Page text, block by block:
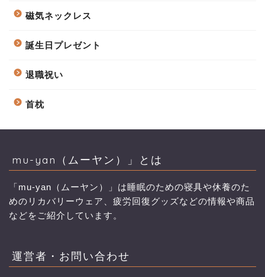
磁気ネックレス
誕生日プレゼント
退職祝い
首枕
mu-yan（ムーヤン）」とは
「mu-yan（ムーヤン）」は睡眠のための寝具や休養のた
めのリカバリーウェア、疲労回復グッズなどの情報や商品
などをご紹介しています。
運営者・お問い合わせ